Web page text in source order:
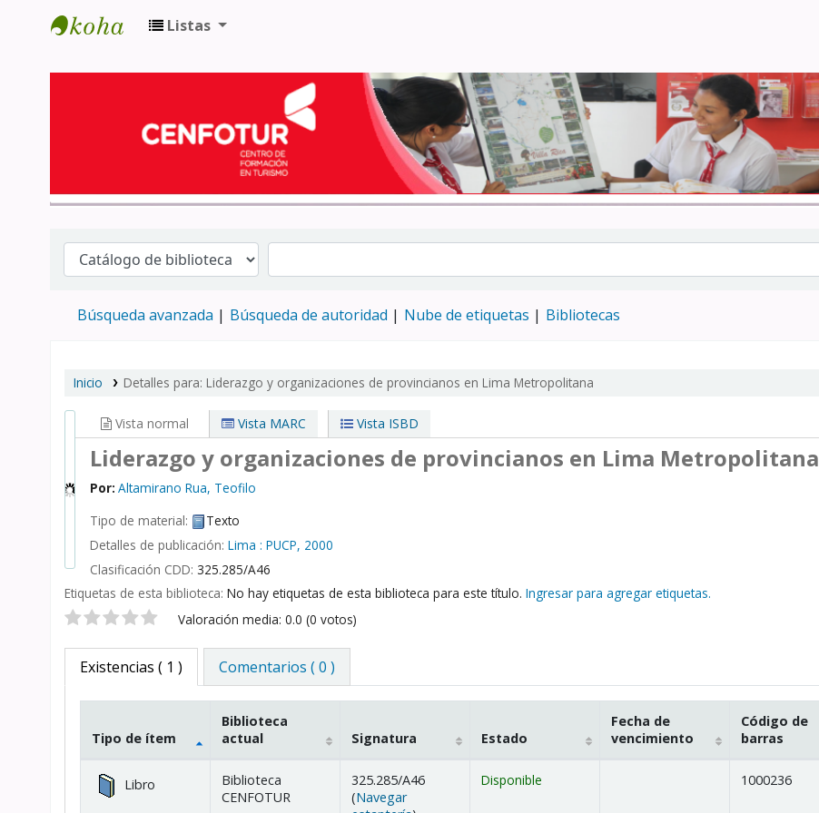
Listas
Búsqueda avanzada Búsqueda de autoridad Nube de etiquetas Bibliotecas
Inicio Detalles para: Liderazgo y organizaciones de provincianos en Lima Metropolitana
Vista normal Vista MARC Vista ISBD
Liderazgo y organizaciones de provincianos en Lima Metropolitana
Por: Altamirano Rua, Teofilo
Tipo de material:
Texto
Detalles de publicación: Lima : PUCP, 2000
Clasificación CDD: 325.285/A46
Etiquetas de esta biblioteca: No hay etiquetas de esta biblioteca para este título. Ingresar para agregar etiquetas.
Valoración Valoración media: 0.0 (0 votos)
Existencias ( 1 ) Comentarios ( 0 )
Tipo de ítem
Biblioteca
actual
Signatura Estado
Fecha de
vencimiento
Código de
barras
Libro
Biblioteca
CENFOTUR
325.285/A46
(Navegar
Disponible 1000236